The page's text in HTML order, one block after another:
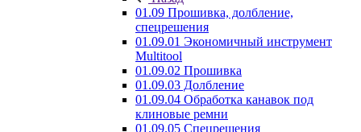
01.09 Прошивка, долбление,
спецрешения
01.09.01 Экономичный инструмент
Multitool
01.09.02 Прошивка
01.09.03 Долбление
01.09.04 Обработка канавок под
клиновые ремни
01.09.05 Спецрешения